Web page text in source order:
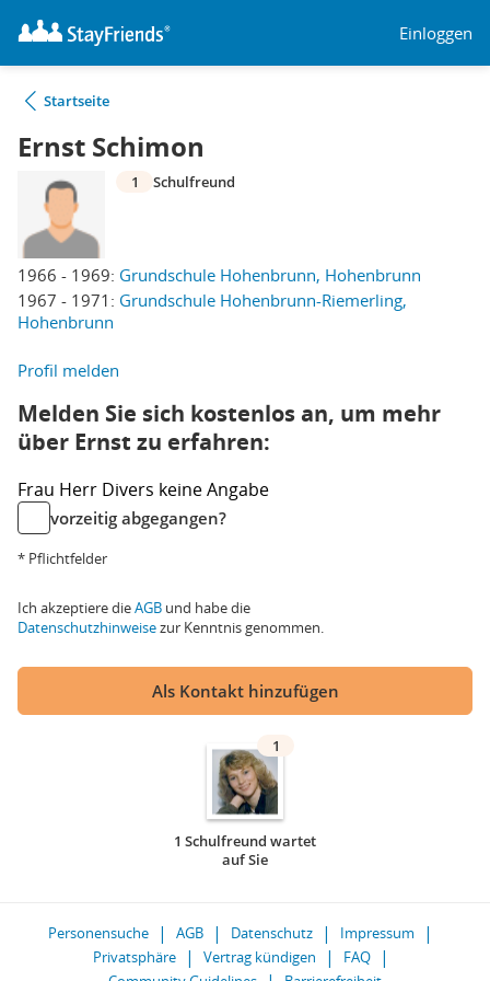
Einloggen
Startseite
Ernst Schimon
1966 - 1969: Grundschule Hohenbrunn, Hohenbrunn
1967 - 1971: Grundschule Hohenbrunn-Riemerling,
Hohenbrunn
1 Schulfreund
Profil melden
Melden Sie sich kostenlos an, um mehr
über Ernst zu erfahren:
Frau Herr Divers keine Angabe
vorzeitig abgegangen?
* Pflichtfelder
Ich akzeptiere dieAGB und habe die
Datenschutzhinweisezur Kenntnis genommen.
Als Kontakt hinzufügen
1
1 Schulfreund wartet
auf Sie
Personensuche AGB Datenschutz
Impressum
Privatsphäre
Vertrag kündigen
FAQ